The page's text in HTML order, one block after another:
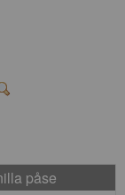
påse